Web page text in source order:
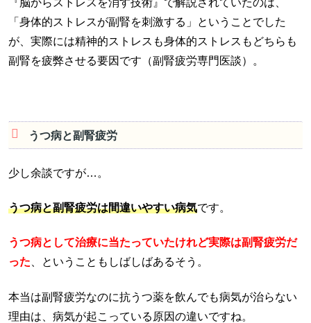
『脳からストレスを消す技術』で解説されていたのは、
「身体的ストレスが副腎を刺激する」ということでした
が、実際には精神的ストレスも身体的ストレスもどちらも
副腎を疲弊させる要因です（副腎疲労専門医談）。
うつ病と副腎疲労
少し余談ですが…。
うつ病と副腎疲労は間違いやすい病気です。
うつ病として治療に当たっていたけれど実際は副腎疲労だ
った 、ということもしばしばあるそう。
本当は副腎疲労なのに抗うつ薬を飲んでも病気が治らない
理由は、病気が起こっている原因の違いですね。